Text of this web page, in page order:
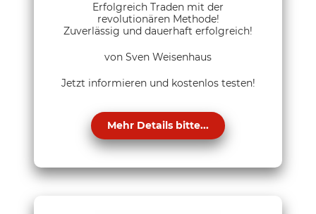
Erfolgreich Traden mit der
revolutionären Methode!
Zuverlässig und dauerhaft erfolgreich!
von Sven Weisenhaus
Jetzt informieren und kostenlos testen!
Mehr Details bitte...